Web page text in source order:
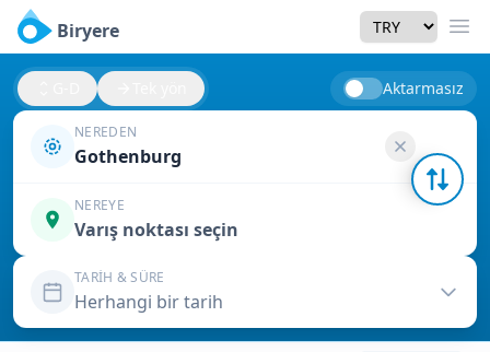
Biryere Currency
Aktarmasız
NEREDEN
Gothenburg
NEREYE
Varış noktası seçin
TARIH & SÜRE
Herhangi bir tarih